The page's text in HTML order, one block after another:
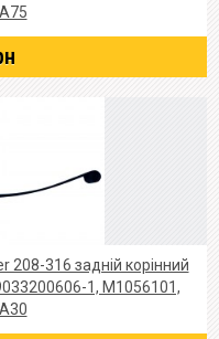
316 задній корінний
1, M1056101,